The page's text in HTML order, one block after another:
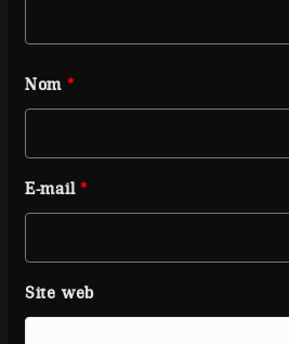
Nom *
E-mail*
Site web